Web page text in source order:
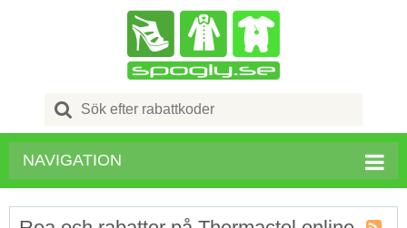
Search
for:
NAVIGATION